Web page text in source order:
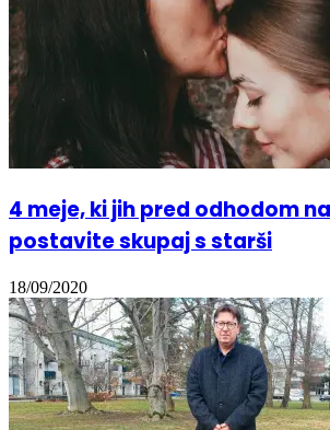
4 meje, ki jih pred odhodom
postavite skupaj s starši
18/09/2020